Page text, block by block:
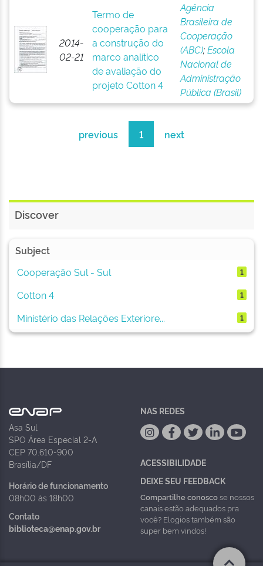
2014-
02-21
Termo de
cooperação para
a construção do
marco analítico
de avaliação do
projeto Cotton 4
Agência
Brasileira de
Cooperação
(ABC);Escola
Nacional de
Administração
Pública (Brasil)
previous 1 next
Discover
Subject
Cooperação Sul - Sul
1
Cotton 4 1
Ministério das Relações Exteriore... 1
Asa Sul
SPO Área Especial 2-A
CEP 70.610-900
Brasília/DF
Horário de funcionamento
08h00 às 18h00
Contato
biblioteca@enap.gov.br
NAS REDES
ACESSIBILIDADE
DEIXE SEU FEEDBACK
Compartilhe conoscose nossos
canais estão adequados pra
você? Elogios também são
super bem vindos!